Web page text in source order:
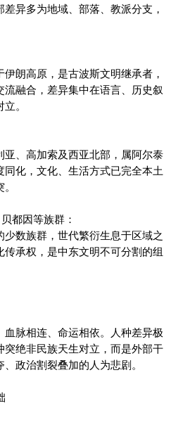
异多为地域、部落、教派分支，
朗高原，是古波斯文明继承者，
流融合，差异集中在语言、历史叙
。
亚、高加索及西亚北部，属阿尔泰
化，文化、生活方式已完全本土
都因等族群：
数族群，世代繁衍生息于区域之
承权，是中东文明不可分割的组
脉相连、命运相依。人种差异极
绝非民族天生对立，而是外部干
政治割裂叠加的人为悲剧。